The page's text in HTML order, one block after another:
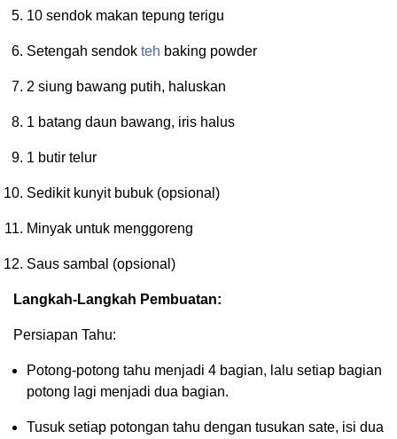
10 sendok makan tepung terigu
Setengah sendok teh baking powder
2 siung bawang putih, haluskan
1 batang daun bawang, iris halus
1 butir telur
Sedikit kunyit bubuk (opsional)
Minyak untuk menggoreng
Saus sambal (opsional)
Langkah-Langkah Pembuatan:
Persiapan Tahu:
Potong-potong tahu menjadi 4 bagian, lalu setiap bagian
potong lagi menjadi dua bagian.
Tusuk setiap potongan tahu dengan tusukan sate, isi dua